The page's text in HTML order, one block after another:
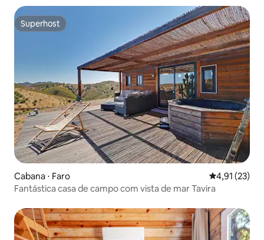
Superhost
Superhost
Cabana ⋅ Faro 4,91 de uma
4,91 (23)
Fantástica casa de campo com vista de mar Tavira